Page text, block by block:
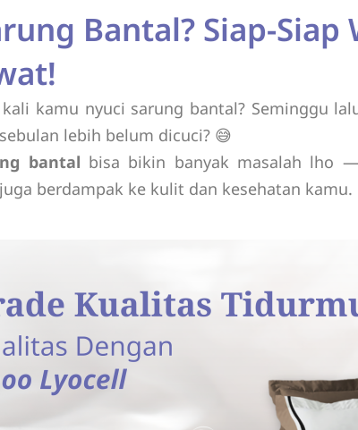
Bantal? Siap-Siap
kamu nyuci sarung bantal? Seminggu
lebih belum dicuci? 😅
bantal bisa bikin banyak masalah lho
berdampak ke kulit dan kesehatan kamu.